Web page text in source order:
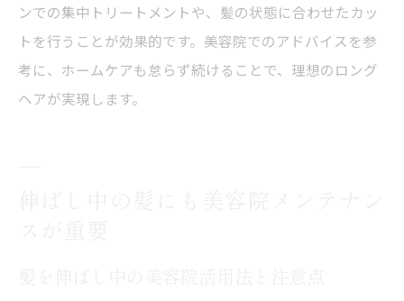
ンでの集中トリートメントや、髪の状態に合わせたカッ
トを行うことが効果的です。美容院でのアドバイスを参
考に、ホームケアも怠らず続けることで、理想のロング
ヘアが実現します。